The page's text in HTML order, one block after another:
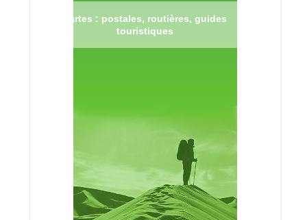
Cartes : postales, routières, guides
touristiques